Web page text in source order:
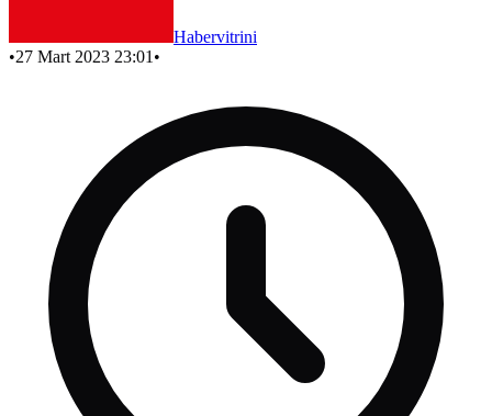
Habervitrini
•27 Mart 2023 23:01 •